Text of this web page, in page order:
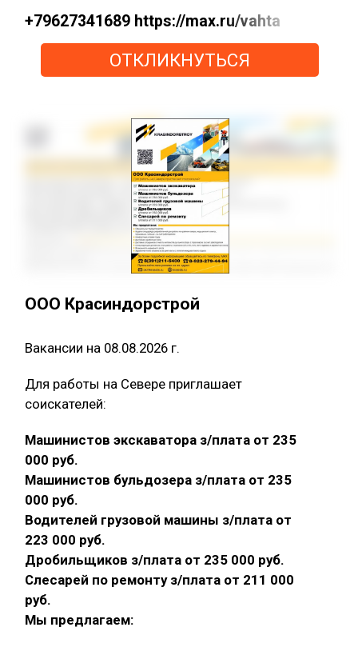
+79627341689 https://max.ru/vahta
ОТКЛИКНУТЬСЯ
ООО Красиндорстрой
Вакансии на 08.08.2026 г.
Для работы на Севере приглашает
соискателей:
Машинистов экскаватора з/плата от 235
000 руб.
Машинистов бульдозера з/плата от 235
000 руб.
Водителей грузовой машины з/плата от
223 000 руб.
Дробильщиков з/плата от 235 000 руб.
Слесарей по ремонту з/плата от 211 000
руб.
Мы предлагаем: